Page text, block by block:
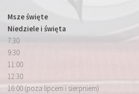
Msze święte
Niedziele i święta
7:30
9:30
11:00
12:30
16:00 (poza lipcem i sierpniem)